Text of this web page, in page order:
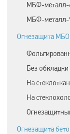
МБФ-металл-
МБФ-металл-
Огнезащита
Без обкладки
На
На
Огнезащита